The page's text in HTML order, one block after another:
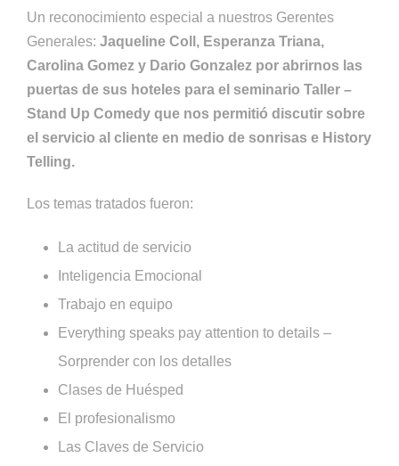
Un reconocimiento especial a nuestros Gerentes
Generales: Jaqueline Coll, Esperanza Triana,
Carolina Gomez y Dario Gonzalez por abrirnos las
puertas de sus hoteles para el seminario Taller –
Stand Up Comedy que nos permitió discutir sobre
el servicio al cliente en medio de sonrisas e History
Telling.
Los temas tratados fueron:
La actitud de servicio
Inteligencia Emocional
Trabajo en equipo
Everything speaks pay attention to details –
Sorprender con los detalles
Clases de Huésped
El profesionalismo
Las Claves de Servicio